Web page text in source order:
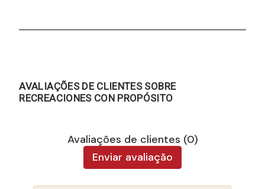
AVALIAÇÕES DE CLIENTES SOBRE
RECREACIONES CON PROPÓSITO
Avaliações de clientes (0)
Enviar avaliação